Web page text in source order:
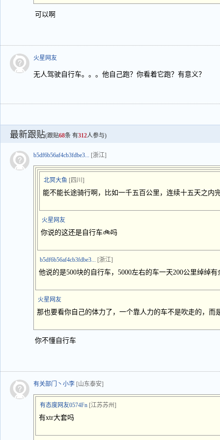
可以啊
火星网友
无人驾驶自行车。。。他自己跑？你看着它跑？有意义？
最新跟贴(跟贴68条 有312人参与)
b5df6b56af4cb3fdbe3... [浙江]
北冥大鱼 [四川]
能不能长途骑行啊，比如一千五百公里，连续十五天之内
火星网友
你说的这还是自行车🚲吗
b5df6b56af4cb3fdbe3... [浙江]
他说的是500块的自行车，5000左右的车一天200公里绰绰有
火星网友
那也要看你自己的体力了，一个靠人力的车不是吹走的，而
你不懂自行车
有关部门丶小李 [山东泰安]
有态度网友0574Fn [江苏苏州]
有xtr大套吗